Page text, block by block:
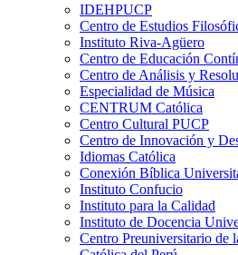
IDEHPUCP
Centro de Estudios
Instituto Riva-Agüero
Centro de Educación
Centro de Análisis y
Especialidad de Música
CENTRUM Católica
Centro Cultural PUCP
Centro de Innovación y
Idiomas Católica
Conexión Bíblica
Instituto Confucio
Instituto para la Calidad
Instituto de Docencia
Centro Preuniversitario de